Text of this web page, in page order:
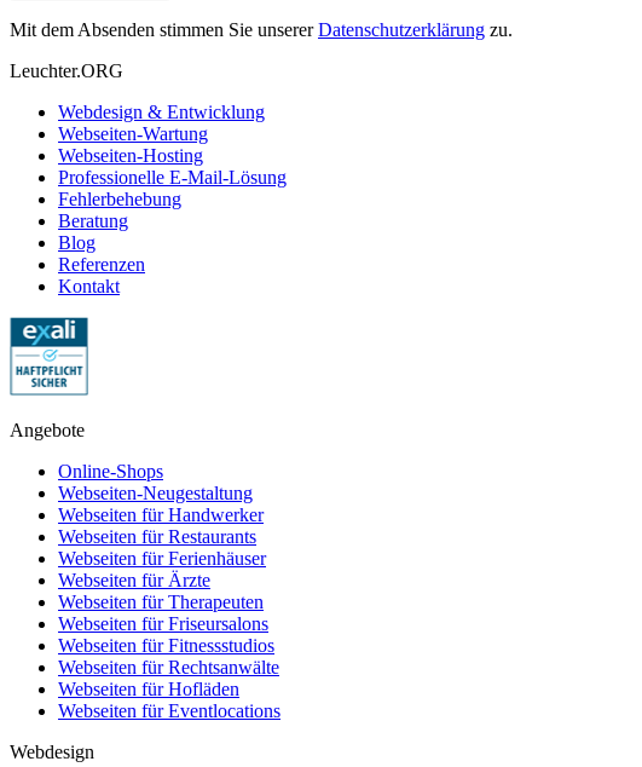
Mit dem Absenden stimmen Sie unserer Datenschutzerklärung zu.
Leuchter.ORG
Webdesign & Entwicklung
Webseiten-Wartung
Webseiten-Hosting
Professionelle E-Mail-Lösung
Fehlerbehebung
Beratung
Blog
Referenzen
Kontakt
Angebote
Online-Shops
Webseiten-Neugestaltung
Webseiten für Handwerker
Webseiten für Restaurants
Webseiten für Ferienhäuser
Webseiten für Ärzte
Webseiten für Therapeuten
Webseiten für Friseursalons
Webseiten für Fitnessstudios
Webseiten für Rechtsanwälte
Webseiten für Hofläden
Webseiten für Eventlocations
Webdesign